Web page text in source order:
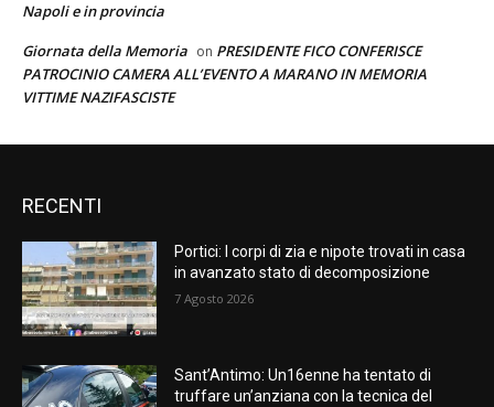
Napoli e in provincia
Giornata della Memoria on PRESIDENTE FICO CONFERISCE
PATROCINIO CAMERA ALL’EVENTO A MARANO IN MEMORIA
VITTIME NAZIFASCISTE
RECENTI
Portici: I corpi di zia e nipote trovati in casa
in avanzato stato di decomposizione
7 Agosto 2026
Sant’Antimo: Un16enne ha tentato di
truffare un’anziana con la tecnica del